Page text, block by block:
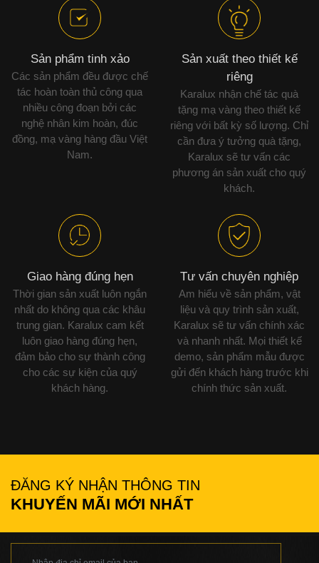
Sản phẩm tinh xảo
Các sản phẩm đều được chế
tác hoàn toàn thủ công qua
nhiều công đoạn bởi các
nghệ nhân kim hoàn, đúc
đồng, mạ vàng hàng đầu Việt
Nam.
Sản xuất theo thiết kế
riêng
Karalux nhận chế tác quà
tặng mạ vàng theo thiết kế
riêng với bất kỳ số lượng. Chỉ
cần đưa ý tưởng quà tặng,
Karalux sẽ tư vấn các
phương án sản xuất cho quý
khách.
Giao hàng đúng hẹn
Thời gian sản xuất luôn ngắn
nhất do không qua các khâu
trung gian. Karalux cam kết
luôn giao hàng đúng hẹn,
đảm bảo cho sự thành công
cho các sự kiện của quý
khách hàng.
Tư vấn chuyên nghiệp
Am hiểu về sản phẩm, vật
liệu và quy trình sản xuất,
Karalux sẽ tư vấn chính xác
và nhanh nhất. Mọi thiết kế
demo, sản phẩm mẫu được
gửi đến khách hàng trước khi
chính thức sản xuất.
ĐĂNG KÝ NHẬN THÔNG TIN
KHUYẾN MÃI MỚI NHẤT